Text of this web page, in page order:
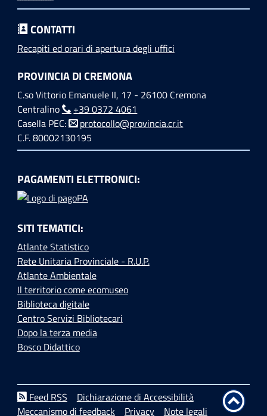
CONTATTI
Recapiti ed orari di apertura degli uffici
PROVINCIA DI CREMONA
C.so Vittorio Emanuele II, 17 - 26100 Cremona
Centralino
+39 0372 4061
Casella PEC:
protocollo@provincia.cr.it
C.F. 80002130195
PAGAMENTI ELETTRONICI:
SITI TEMATICI:
Atlante Statistico
Rete Unitaria Provinciale - R.U.P.
Atlante Ambientale
Il territorio come ecomuseo
Biblioteca digitale
Centro Servizi Bibliotecari
Dopo la terza media
Bosco Didattico
Feed RSS
Dichiarazione di Accessibilità
Meccanismo di feedback
Privacy Note legali